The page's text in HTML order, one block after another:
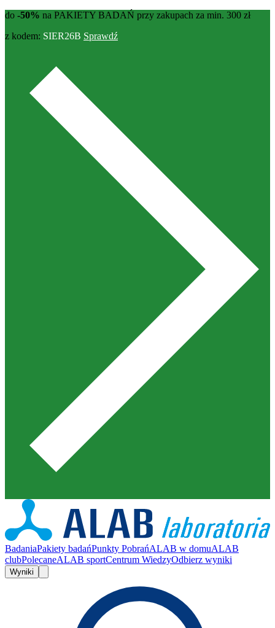
do -50% na PAKIETY BADAŃ przy zakupach za min. 300 zł
z kodem: SIER26B Sprawdź
BadaniaPakiety badańPunkty PobrańALAB w domuALAB
clubPolecaneALAB sportCentrum WiedzyOdbierz wyniki
Wyniki